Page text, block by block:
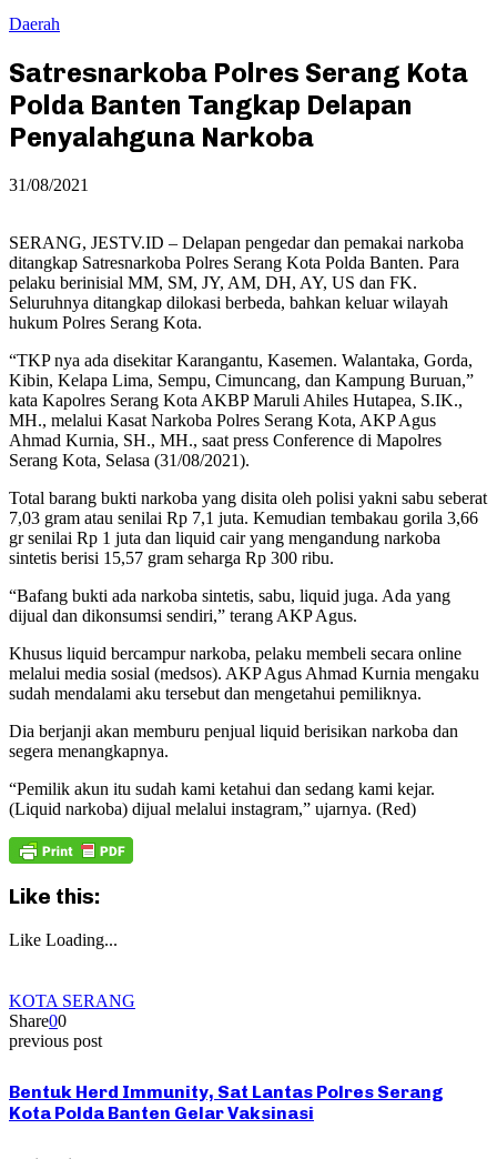
Daerah
Satresnarkoba Polres Serang Kota
Polda Banten Tangkap Delapan
Penyalahguna Narkoba
31/08/2021
SERANG, JESTV.ID – Delapan pengedar dan pemakai narkoba
ditangkap Satresnarkoba Polres Serang Kota Polda Banten. Para
pelaku berinisial MM, SM, JY, AM, DH, AY, US dan FK.
Seluruhnya ditangkap dilokasi berbeda, bahkan keluar wilayah
hukum Polres Serang Kota.
“TKP nya ada disekitar Karangantu, Kasemen. Walantaka, Gorda,
Kibin, Kelapa Lima, Sempu, Cimuncang, dan Kampung Buruan,”
kata Kapolres Serang Kota AKBP Maruli Ahiles Hutapea, S.IK.,
MH., melalui Kasat Narkoba Polres Serang Kota, AKP Agus
Ahmad Kurnia, SH., MH., saat press Conference di Mapolres
Serang Kota, Selasa (31/08/2021).
Total barang bukti narkoba yang disita oleh polisi yakni sabu seberat
7,03 gram atau senilai Rp 7,1 juta. Kemudian tembakau gorila 3,66
gr senilai Rp 1 juta dan liquid cair yang mengandung narkoba
sintetis berisi 15,57 gram seharga Rp 300 ribu.
“Bafang bukti ada narkoba sintetis, sabu, liquid juga. Ada yang
dijual dan dikonsumsi sendiri,” terang AKP Agus.
Khusus liquid bercampur narkoba, pelaku membeli secara online
melalui media sosial (medsos). AKP Agus Ahmad Kurnia mengaku
sudah mendalami aku tersebut dan mengetahui pemiliknya.
Dia berjanji akan memburu penjual liquid berisikan narkoba dan
segera menangkapnya.
“Pemilik akun itu sudah kami ketahui dan sedang kami kejar.
(Liquid narkoba) dijual melalui instagram,” ujarnya. (Red)
Like this:
Like Loading...
KOTA SERANG
Share00
previous post
Bentuk Herd Immunity, Sat Lantas Polres Serang
Kota Polda Banten Gelar Vaksinasi